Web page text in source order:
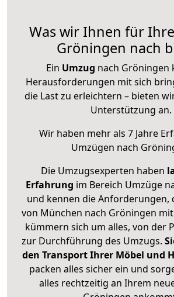
Was wir Ihnen für
Gröningen nach
Ein Umzug nach Gröningen
Herausforderungen mit sich
die Last zu erleichtern – bieten
Unterstützung an.
Wir haben mehr als 7 Jahre
Umzügen nach
Die Umzugsexperten haben
Erfahrung im Bereich Umzüge
und kennen die Anforderungen,
von München nach Gröningen
kümmern sich um alles, von der
zur Durchführung des Umzugs.
den Transport Ihrer Möbel und
packen alles sicher ein und
alles rechtzeitig an Ihrem